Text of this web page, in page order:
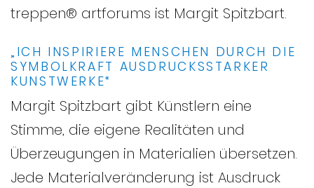
treppen® artforums ist Margit Spitzbart.
„ICH INSPIRIERE MENSCHEN DURCH DIE
SYMBOLKRAFT AUSDRUCKSSTARKER
KUNSTWERKE“
Margit Spitzbart gibt Künstlern eine
Stimme, die eigene Realitäten und
Überzeugungen in Materialien übersetzen.
Jede Materialveränderung ist Ausdruck